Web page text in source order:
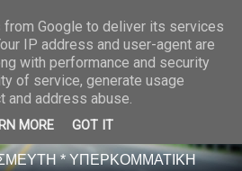
E S S -
* ΥΠΕΡΚΟΜΜΑΤΙΚΗ
Google to deliver its services
IP address and user-agent are
with performance and security
of service, generate usage
and address abuse.
MORE GOT IT